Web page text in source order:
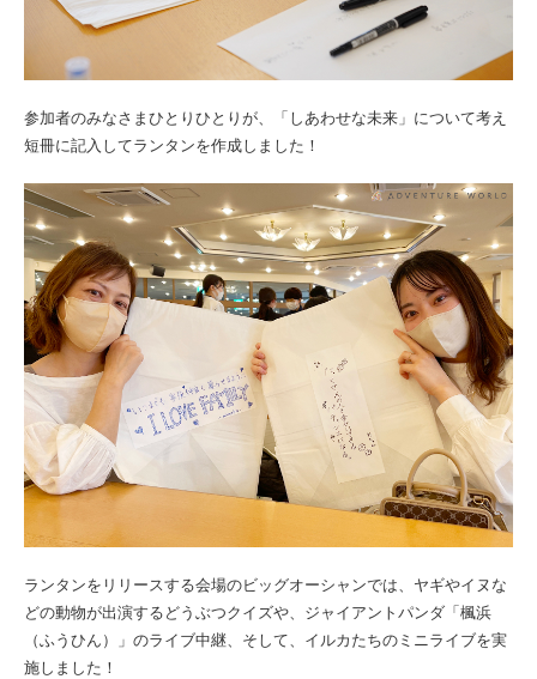
参加者のみなさまひとりひとりが、「しあわせな未来」について考え
短冊に記入してランタンを作成しました！
ランタンをリリースする会場のビッグオーシャンでは、ヤギやイヌな
どの動物が出演するどうぶつクイズや、ジャイアントパンダ「楓浜
（ふうひん）」のライブ中継、そして、イルカたちのミニライブを実
施しました！